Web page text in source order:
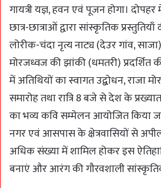
गायत्री यज्ञ, हवन एवं पूजन होगा।
छात्र-छात्राओं द्वारा सांस्कृतिक
लोरीक-चंदा नृत्य नाट्य (देउर गांव,
मोरजध्वज की झांकी (धमतरी) प्रदर्शित
में अतिथियों का स्वागत उद्बोधन, राजा
समारोह तथा रात्रि 8 बजे से देश के
का भव्य कवि सम्मेलन आयोजित किया
नगर एवं आसपास के क्षेत्रवासियों से
अधिक संख्या में शामिल होकर इस
बनाएं और आरंग की गौरवशाली